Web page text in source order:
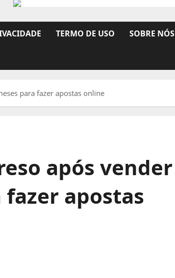
TERMO DE USO SOBRE NÓS
para fazer apostas online
após vender
apostas